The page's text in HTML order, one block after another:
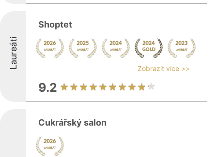
Laureáti
Shoptet
Zobrazit více >>
9.2
Cukrářský salon